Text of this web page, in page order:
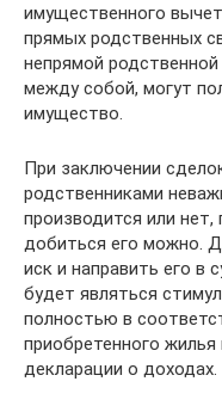
имущественного
прямых родственных
непрямой
между собой, могут
имущество.
При заключении
родственниками
производится или нет,
добиться его можно.
иск и направить его в
будет являться
полностью в
приобретенного
декларации о доходах.